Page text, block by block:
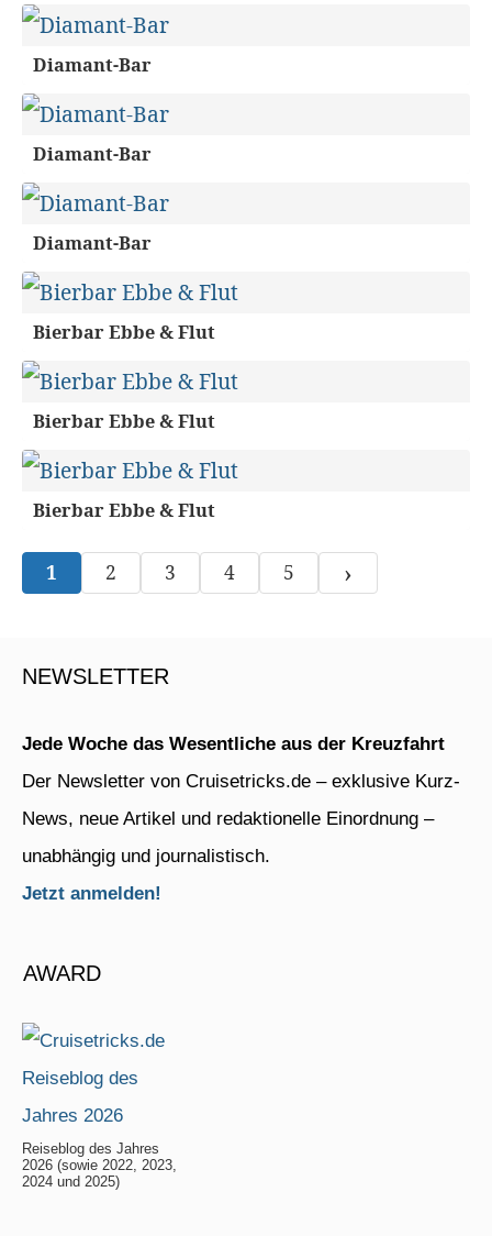
Diamant-Bar
Diamant-Bar
Diamant-Bar
Bierbar Ebbe & Flut
Bierbar Ebbe & Flut
Bierbar Ebbe & Flut
1 2 3 4 5 ›
NEWSLETTER
Jede Woche das Wesentliche aus der Kreuzfahrt
Der Newsletter von Cruisetricks.de – exklusive Kurz-
News, neue Artikel und redaktionelle Einordnung –
unabhängig und journalistisch.
Jetzt anmelden!
AWARD
Reiseblog des Jahres
2026 (sowie 2022, 2023,
2024 und 2025)